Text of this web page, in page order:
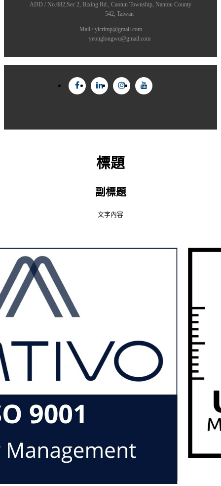
ADD / No.682,Sec 2, Bixing Rd., Caotun Township, Nantou County
542, Taiwan
Mail / ylcrimp@gmail.com
yeonglongwu@gmail.com
標題
副標題
文字內容